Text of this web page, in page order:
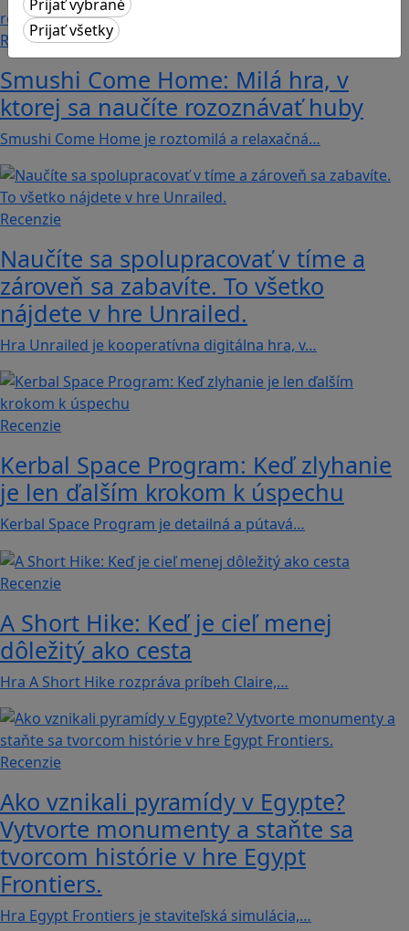
Recenzie
Smushi Come Home: Milá hra, v
ktorej sa naučíte rozoznávať huby
Smushi Come Home je roztomilá a relaxačná…
Recenzie
Naučíte sa spolupracovať v tíme a
zároveň sa zabavíte. To všetko
nájdete v hre Unrailed.
Hra Unrailed je kooperatívna digitálna hra, v…
Recenzie
Kerbal Space Program: Keď zlyhanie
je len ďalším krokom k úspechu
Kerbal Space Program je detailná a pútavá…
Recenzie
A Short Hike: Keď je cieľ menej
dôležitý ako cesta
Hra A Short Hike rozpráva príbeh Claire,…
Recenzie
Ako vznikali pyramídy v Egypte?
Vytvorte monumenty a staňte sa
tvorcom histórie v hre Egypt
Frontiers.
Hra Egypt Frontiers je staviteľská simulácia,…